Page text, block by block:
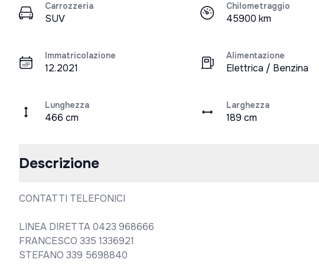
Carrozzeria
SUV
Chilometraggio
45900 km
Immatricolazione
12.2021
Alimentazione
Elettrica / Benzina
Lunghezza
466 cm
Larghezza
189 cm
Descrizione
CONTATTI TELEFONICI
LINEA DIRETTA 0423 968666
FRANCESCO 335 1336921
STEFANO 339 5698840